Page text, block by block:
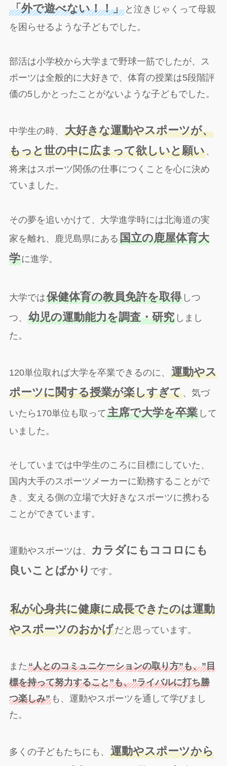
「外で遊べない！！」と泣きじゃくって母親
を困らせるような子どもでした。
部活は小学校から大学まで野球一筋でしたが、ス
ポーツは全般的に大好きで、体育の授業は5段階評
価の5しかとったことがないような子どもでした。
中学生の時、 大好きな運動やスポーツが、
もっと世の中に広まって欲しいと願い、
将来はスポーツ関係の仕事につくことを心に決め
ていました。
その夢を追いかけて、大学進学時には北海道の実
家を離れ、鹿児島県にある国立の鹿屋体育大
学に進学。
大学では保健体育の教員免許を取得しつ
つ、 幼児の運動能力を調査・研究しまし
た。
120単位取れば大学を卒業できるのに、 運動やス
ポーツに関する授業が楽しすぎて、気づ
いたら170単位も取って主席で大学を卒業して
いました。
そしていまでは中学生のころに目標にしていた、
国内大手のスポーツメーカーに勤務することがで
き、支える側の立場で大好きなスポーツに携わる
ことができています。
運動やスポーツは、
カラダにもココロにも
良いことばかり です。
私が心身共に健康に成長できたのは運動
やスポーツのおかげだと思っています。
また“人とのコミュニケーションの取り方”も、”目
標を持って努力すること”も、”ライバルに打ち勝
つ楽しみ”も、運動やスポーツを通して学びまし
た。
多くの子どもたちにも、 運動やスポーツから